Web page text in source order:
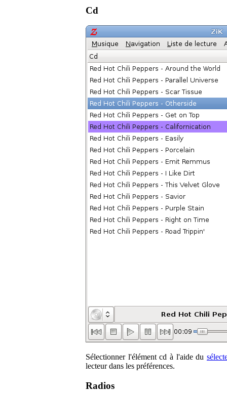
Cd
Sélectionner l'élément cd à l'aide du
lecteur dans les préférences.
Radios